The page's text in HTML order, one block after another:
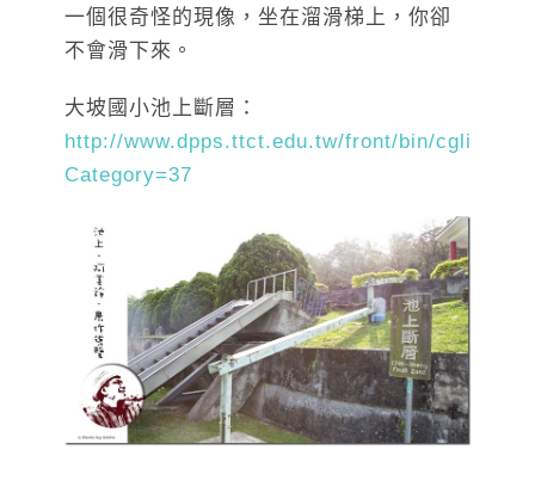
一個很奇怪的現像，坐在溜滑梯上，你卻
不會滑下來。
大坡國小池上斷層：
http://www.dpps.ttct.edu.tw/front/bin/
Category=37